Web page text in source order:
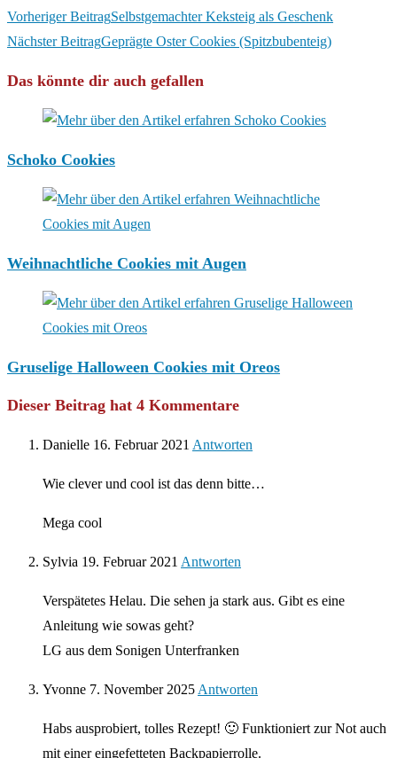
Weitere
Artikel
Vorheriger BeitragSelbstgemachter Keksteig als Geschenk
Nächster BeitragGeprägte Oster Cookies (Spitzbubenteig)
Das könnte dir auch gefallen
Schoko Cookies
Weihnachtliche Cookies mit Augen
Gruselige Halloween Cookies mit Oreos
Dieser Beitrag hat 4 Kommentare
Danielle 16. Februar 2021 Antworten
Wie clever und cool ist das denn bitte…
Mega cool
Sylvia 19. Februar 2021 Antworten
Verspätetes Helau. Die sehen ja stark aus. Gibt es eine
Anleitung wie sowas geht?
LG aus dem Sonigen Unterfranken
Yvonne 7. November 2025 Antworten
Habs ausprobiert, tolles Rezept! 🙂 Funktioniert zur Not auch
mit einer eingefetteten Backpapierrolle.